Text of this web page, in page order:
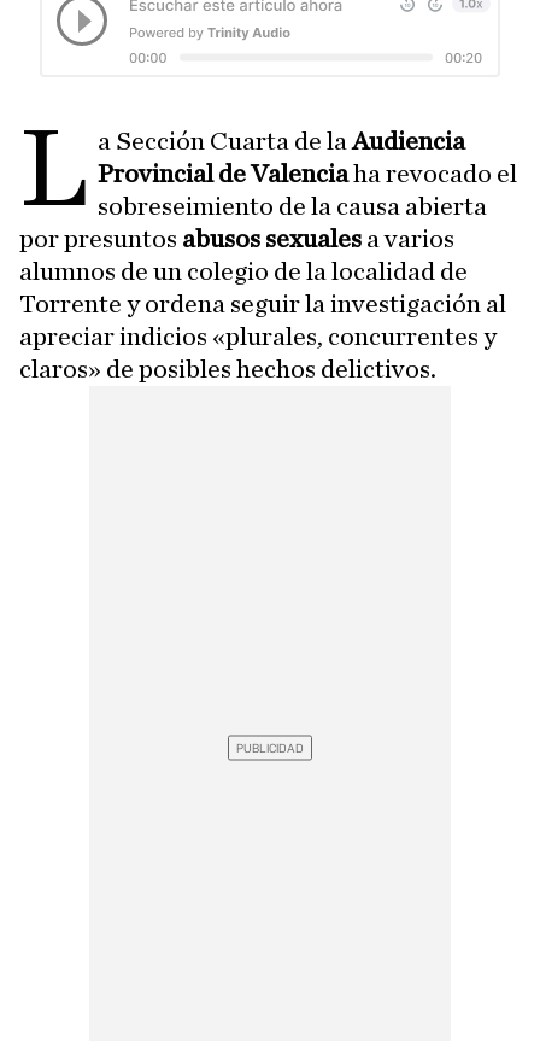
L a Sección Cuarta de laAudiencia
Provincial de Valenciaha revocado el
sobreseimiento de la causa abierta
por presuntos abusos sexuales a varios
alumnos de un colegio de la localidad de
Torrente y ordena seguir la investigación al
apreciar indicios «plurales, concurrentes y
claros» de posibles hechos delictivos.